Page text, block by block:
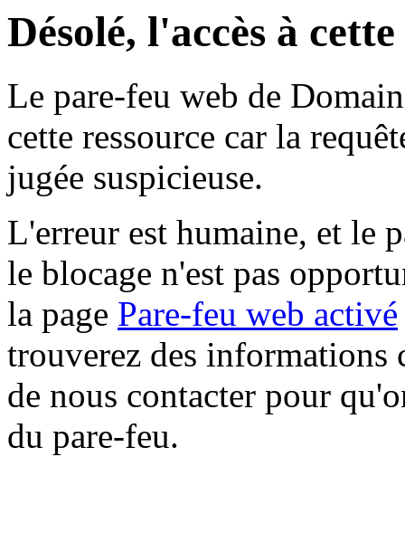
Désolé, l'accès à
Le pare-feu web de
cette ressource car la
jugée suspicieuse.
L'erreur est humaine, et le
le blocage n'est pas
la page Pare-feu web activé
trouverez des informations
de nous contacter pour
du pare-feu.